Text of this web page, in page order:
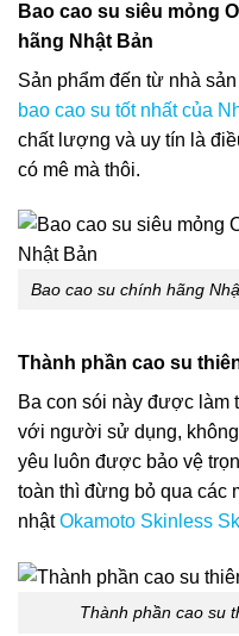
Bao cao su siêu mỏng
hãng Nhật Bản
Sản phẩm đến từ nhà
bao cao su tốt nhất của
chất lượng và uy tín là
có mê mà thôi.
Bao cao su chính hãng
Thành phần cao su
Ba con sói này được làm
với người sử dụng,
yêu luôn được bảo vệ
toàn thì đừng bỏ qua các
nhậtOkamoto Skinless
Thành phần cao su